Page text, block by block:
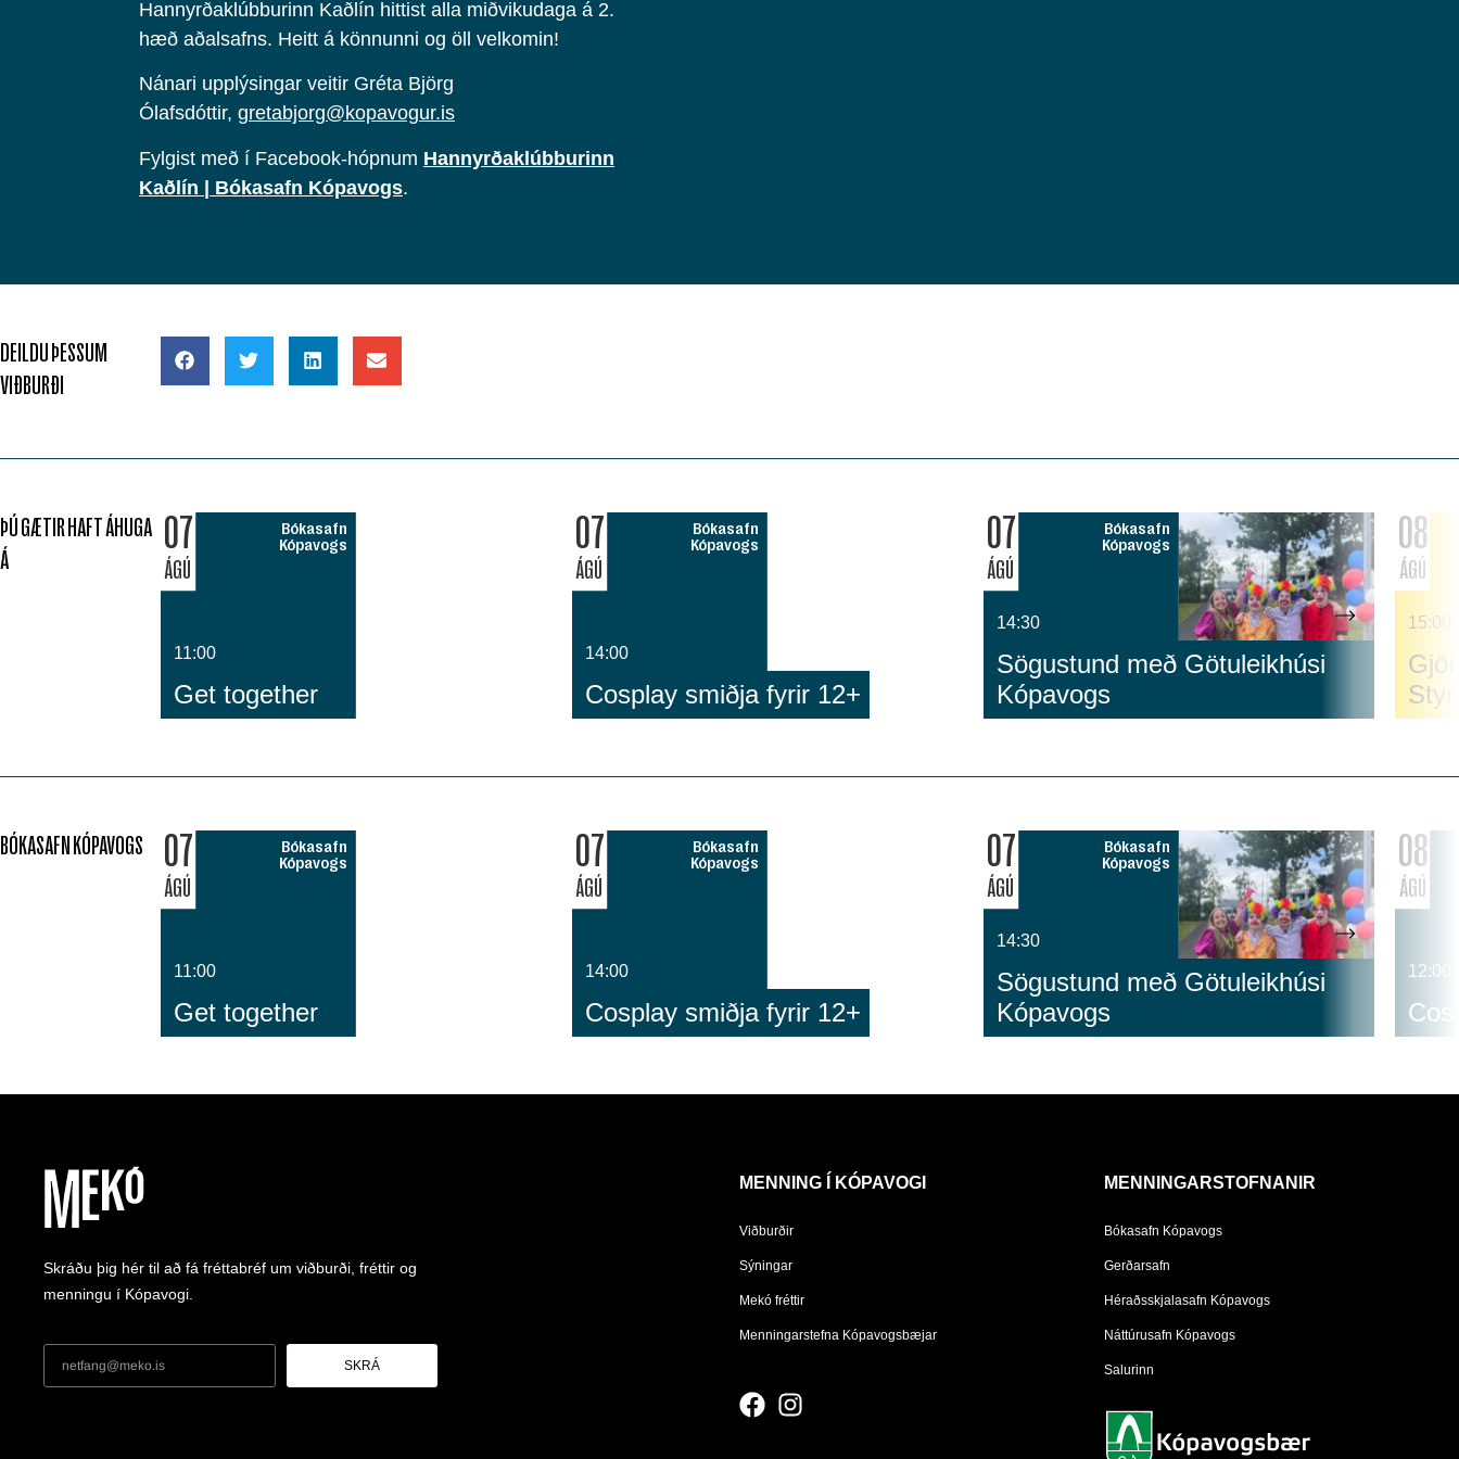
Hannyrðaklúbburinn Kaðlín hittist alla miðvikudaga á 2.
hæð aðalsafns. Heitt á könnunni og öll velkomin!
Nánari upplýsingar veitir Gréta Björg
Ólafsdóttir, gretabjorg@kopavogur.is
Fylgist með í Facebook-hópnum Hannyrðaklúbburinn
Kaðlín | Bókasafn Kópavogs.
DEILDU ÞESSUM
VIÐBURÐI
ÞÚ GÆTIR HAFT ÁHUGA
Á
07
ÁGÚ
Bókasafn
Kópavogs
11:00
Get together
07
ÁGÚ
Bókasafn
Kópavogs
14:00
Cosplay smiðja fyrir 12+
07
ÁGÚ
Bókasafn
Kópavogs
14:30
Sögustund með Götuleikhúsi
Kópavogs
08
ÁGÚ
15:00
BÓKASAFN KÓPAVOGS 07
ÁGÚ
Bókasafn
Kópavogs
11:00
Get together
07
ÁGÚ
Bókasafn
Kópavogs
14:00
Cosplay smiðja fyrir 12+
07
ÁGÚ
Bókasafn
Kópavogs
14:30
Sögustund með Götuleikhúsi
Kópavogs
08
ÁGÚ
12:00
Skráðu þig hér til að fá fréttabréf um viðburði, fréttir og
menningu í Kópavogi.
SKRÁ
MENNING Í KÓPAVOGI
Viðburðir
Sýningar
Mekó fréttir
Menningarstefna Kópavogsbæjar
MENNINGARSTOFNANIR
Bókasafn Kópavogs
Gerðarsafn
Héraðsskjalasafn Kópavogs
Náttúrusafn Kópavogs
Salurinn